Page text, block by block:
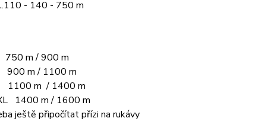
- 140 - 750 m
m / 900 m
m / 1100 m
1100 m / 1400 m
1400 m / 1600 m
ještě připočítat přízi na rukávy